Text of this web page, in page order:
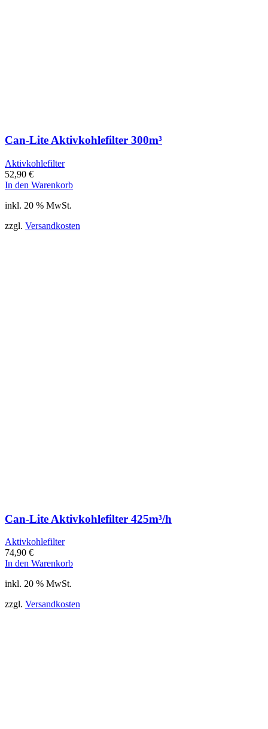
Can-Lite Aktivkohlefilter 300m³
Aktivkohlefilter
52,90 €
In den Warenkorb
inkl. 20 % MwSt.
zzgl. Versandkosten
Can-Lite Aktivkohlefilter 425m³/h
Aktivkohlefilter
74,90 €
In den Warenkorb
inkl. 20 % MwSt.
zzgl. Versandkosten